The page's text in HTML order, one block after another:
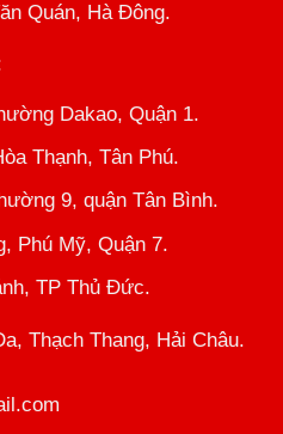
Quán, Hà Đông.
Dakao, Quận 1.
Thạnh, Tân Phú.
9, quận Tân Bình.
Phú Mỹ, Quận 7.
TP Thủ Đức.
Thạch Thang, Hải Châu.